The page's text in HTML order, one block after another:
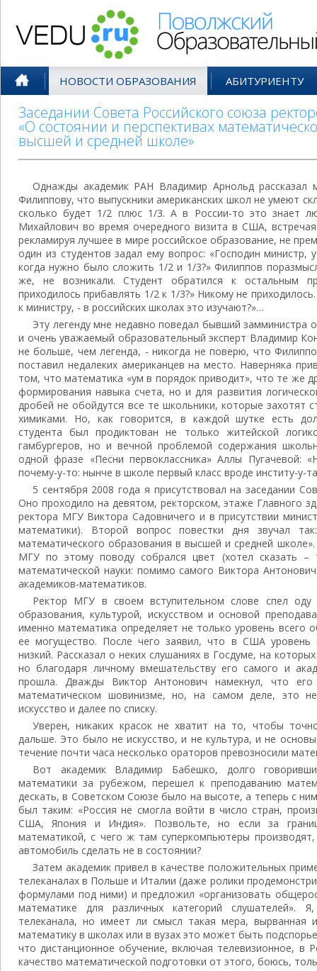
НОВОСТИ ОБРАЗОВАНИЯ АБИТУРИЕНТУ
Заседании Совета Российского союза
«О состоянии и перспективах
высшей и средней школе»
Однажды академик РАН Владимир Арнольд рассказал
Филиппову, что выпускники американских школ не умеют
сколько будет 1/2 плюс 1/3. А в России-то это знает
Михайлович во время очередного визита в США,
рекламируя лучшее в мире российское образование, не
один из студентов задал ему вопрос: «Господин министр,
когда нужно было сложить 1/2 и 1/3?» Филиппов
же, не возникали. Студент обратился к остальным
приходилось прибавлять 1/2 к 1/3?» Никому не
к министру, - в российских школах это изучают?»…
Эту легенду мне недавно поведал бывший замминистра
и очень уважаемый образовательный эксперт Владимир
не больше, чем легенда, - никогда не поверю, что
поставил недалеких американцев на место. Наверняка
том, что математика «ум в порядок приводит», что те же
формирования навыка счета, но и для развития
дробей не обойдутся все те школьники, которые захотят
химиками. Но, как говорится, в каждой шутке есть
студента был продиктован не только житейской
гамбургеров, но и вечной проблемой содержания
одной фразе «Песни первоклассника» Аллы Пугачевой:
почему-у-то: нынче в школе первый класс вроде институ-у-
5 сентября 2008 года я присутствовал на заседании
Оно проходило на девятом, ректорском, этаже Главного
ректора МГУ Виктора Садовничего и в присутствии
математики). Второй вопрос повестки дня звучал
математического образования в высшей и средней
МГУ по этому поводу собрался цвет (хотел сказать –
математической науки: помимо самого Виктора
академиков-математиков.
Ректор МГУ в своем вступительном слове спел оду
образования, культурой, искусством и основой
именно математика определяет не только уровень всего
ее могущество. После чего заявил, что в США уровень
низкий. Рассказал о неких слушаниях в Госдуме, на
но благодаря личному вмешательству его самого и
прошла. Дважды Виктор Антонович намекнул, что
математическом шовинизме, но, на самом деле, это
искусство и далее по списку.
Уверен, никаких красок не хватит на то, чтобы
дальше. Это было не искусство, и не культура, и не
течение почти часа несколько ораторов превозносили
Вот академик Владимир Бабешко, долго
математики за рубежом, перешел к преподаванию
дескать, в Советском Союзе было на высоте, а теперь с
был таким: «Россия не смогла войти в число стран,
США, Япония и Индия». Позвольте, но если за
математикой, с чего ж там суперкомпьютеры
автомобиль сделать не в состоянии?
Затем академик привел в качестве положительных
телеканалах в Польше и Италии (даже ролики
формулами под ними) и предложил «организовать
математике для различных категорий слушателей».
телеканала, но имеет ли смысл такая мера, вырванная
математику в школах или в вузах это может быть
что дистанционное обучение, включая телевизионное,
качество математической подготовки от этого, боюсь,